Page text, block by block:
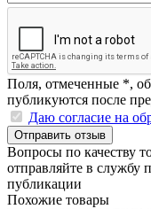
Поля, отмеченные *,
публикуются после
Даю согласие на
Отправить отзыв
Вопросы по качеству
отправляйте в службу
публикации
Похожие товары